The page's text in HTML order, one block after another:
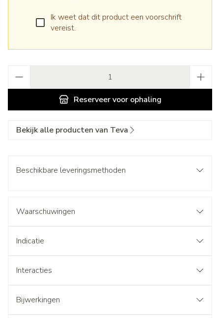
Ik weet dat dit product een voorschrift
vereist.
Reserveervoor ophaling
Bekijk alle producten van Teva
Beschikbare leveringsmethoden
Waarschuwingen
Indicatie
Interacties
Bijwerkingen